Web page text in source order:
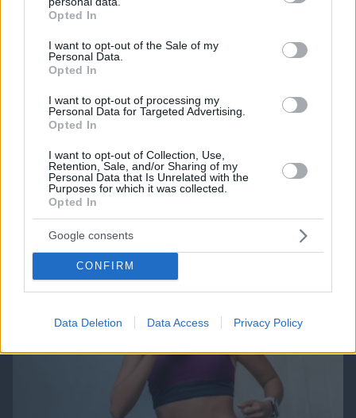
grant or deny consent to Google and its third-party tags to
use your data for below specified purposes in below Google
consent section.
Opted In
I want to opt-out of the Sale of my
Personal Data.
Opted In
I want to opt-out of processing my
Personal Data for Targeted Advertising.
Opted In
I want to opt-out of Collection, Use,
Retention, Sale, and/or Sharing of my
Personal Data that Is Unrelated with the
Purposes for which it was collected.
Opted In
Google consents
CONFIRM
Data Deletion Data Access Privacy Policy
Best of Network